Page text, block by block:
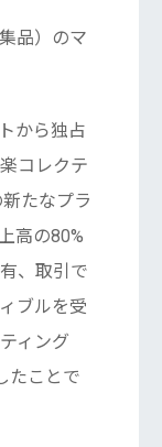
品）のマ
から独占
コレクテ
たなプラ
高の80%
、取引で
ブルを受
ィング
たことで